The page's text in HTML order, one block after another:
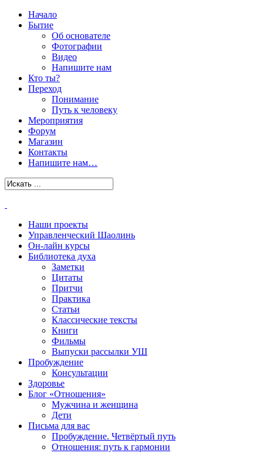
Начало
Бытие
Об основателе
Фотографии
Видео
Напишите нам
Кто ты?
Переход
Понимание
Путь к человеку
Мероприятия
Форум
Магазин
Контакты
Напишите нам…
Наши проекты
Управленческий Шаолинь
Он-лайн курсы
Библиотека духа
Заметки
Цитаты
Притчи
Практика
Статьи
Классические тексты
Книги
Фильмы
Выпуски рассылки УШ
Пробуждение
Консультации
Здоровье
Блог «Отношения»
Мужчина и женщина
Дети
Письма для вас
Пробуждение. Четвёртый путь
Отношения: путь к гармонии